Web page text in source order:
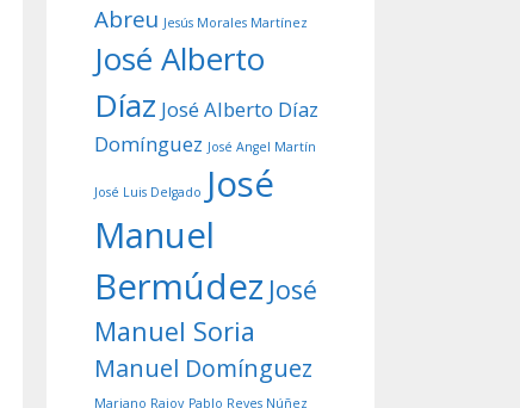
Abreu Jesús Morales Martínez
José Alberto
Díaz José Alberto Díaz
Domínguez José Angel Martín
José Luis Delgado José
Manuel
Bermúdez José
Manuel Soria
Manuel Domínguez
Mariano Rajoy Pablo Reyes Núñez